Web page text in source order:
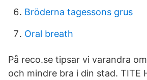
Bröderna tagessons grus
Oral breath
På reco.se tipsar vi varandra
och mindre bra i din stad. TITE